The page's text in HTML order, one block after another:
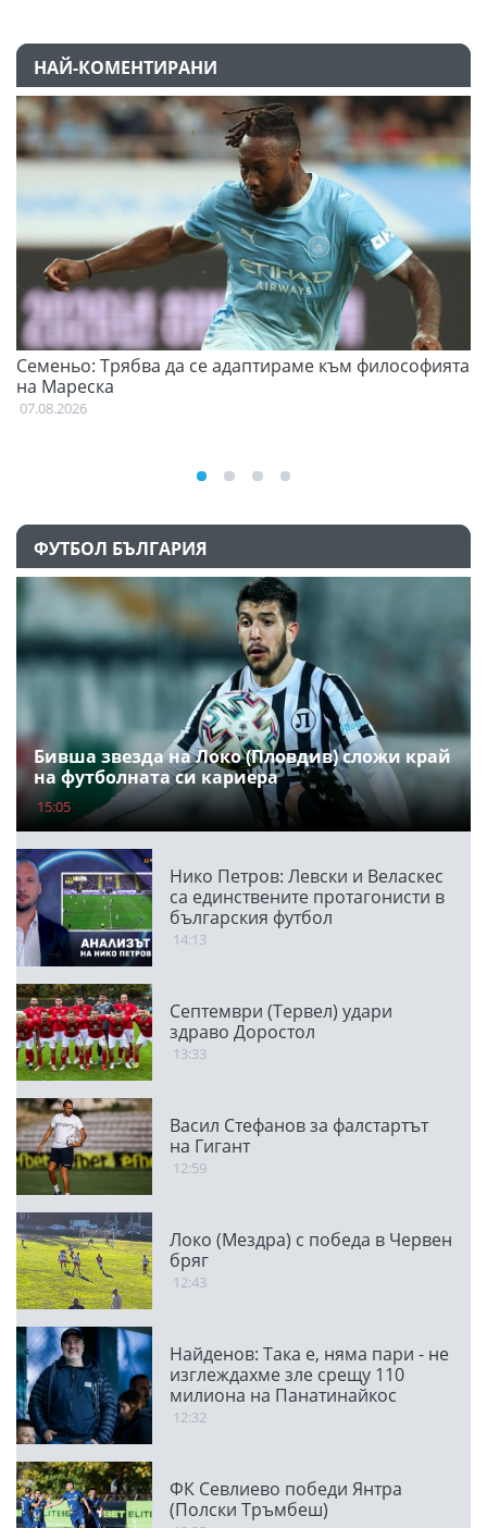
НАЙ-КОМЕНТИРАНИ
Семеньо: Трябва да се адаптираме към философията
на Мареска
07.08.2026
ФУТБОЛ БЪЛГАРИЯ
Бивша звезда на Локо (Пловдив) сложи край
на футболната си кариера
15:05
Нико Петров: Левски и Веласкес
са единствените протагонисти в
българския футбол
14:13
Септември (Тервел) удари
здраво Доростол
13:33
Васил Стефанов за фалстартът
на Гигант
12:59
Локо (Мездра) с победа в Червен
бряг
12:43
Найденов: Така е, няма пари - не
изглеждахме зле срещу 110
милиона на Панатинайкос
12:32
ФК Севлиево победи Янтра
(Полски Тръмбеш)